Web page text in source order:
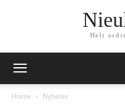
Helt
Home Nyheter